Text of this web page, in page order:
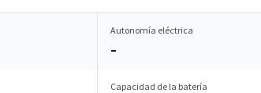
Autonomía eléctrica
–
Capacidad de la batería